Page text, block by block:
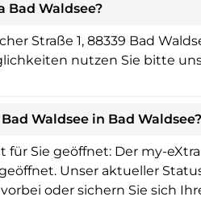
Bad Waldsee?
Straße 1, 88339 Bad
nutzen Sie bitte
Waldsee in Bad Waldsee?
Sie geöffnet: Der my-
Unser aktueller
oder sichern Sie sich